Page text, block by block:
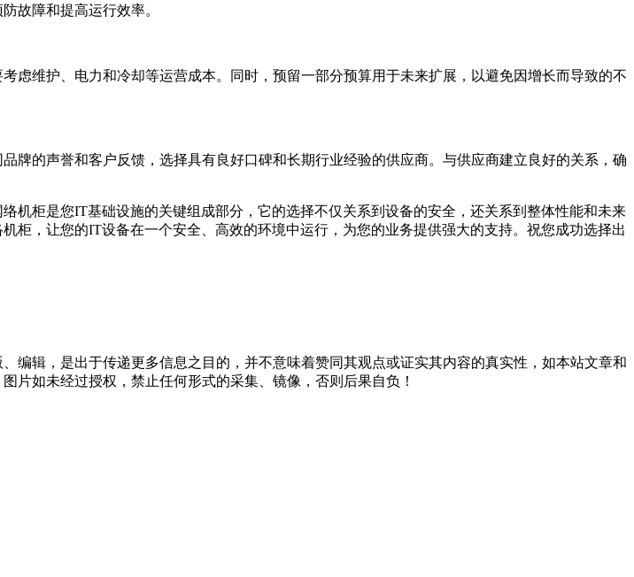
故障和提高运行效率。
维护、电力和冷却等运营成本。同时，预留一部分预算用于未来扩展，以避免因增长而导致的不
的声誉和客户反馈，选择具有良好口碑和长期行业经验的供应商。与供应商建立良好的关系，确
柜是您IT基础设施的关键组成部分，它的选择不仅关系到设备的安全，还关系到整体性能和未来
柜，让您的IT设备在一个安全、高效的环境中运行，为您的业务提供强大的支持。祝您成功选择出
编辑，是出于传递更多信息之目的，并不意味着赞同其观点或证实其内容的真实性，如本站文章和
片如未经过授权，禁止任何形式的采集、镜像，否则后果自负！